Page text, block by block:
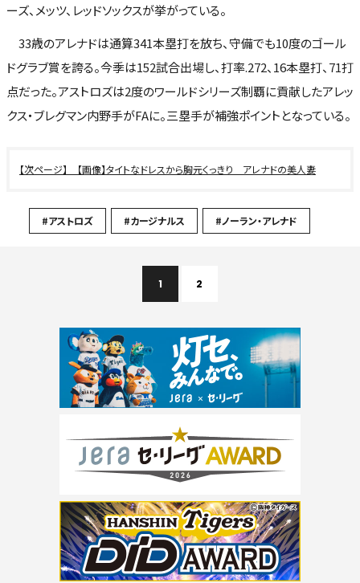
ーズ、メッツ、レッドソックスが挙がっている。
33歳のアレナドは通算341本塁打を放ち、守備でも10度のゴール
ドグラブ賞を誇る。今季は152試合出場し、打率.272、16本塁打、71打
点だった。アストロズは2度のワールドシリーズ制覇に貢献したアレッ
クス・ブレグマン内野手がFAに。三塁手が補強ポイントとなっている。
【画像】タイトなドレスから胸元くっきり アレナドの美人妻
#アストロズ #カージナルス #ノーラン・アレナド
1 2